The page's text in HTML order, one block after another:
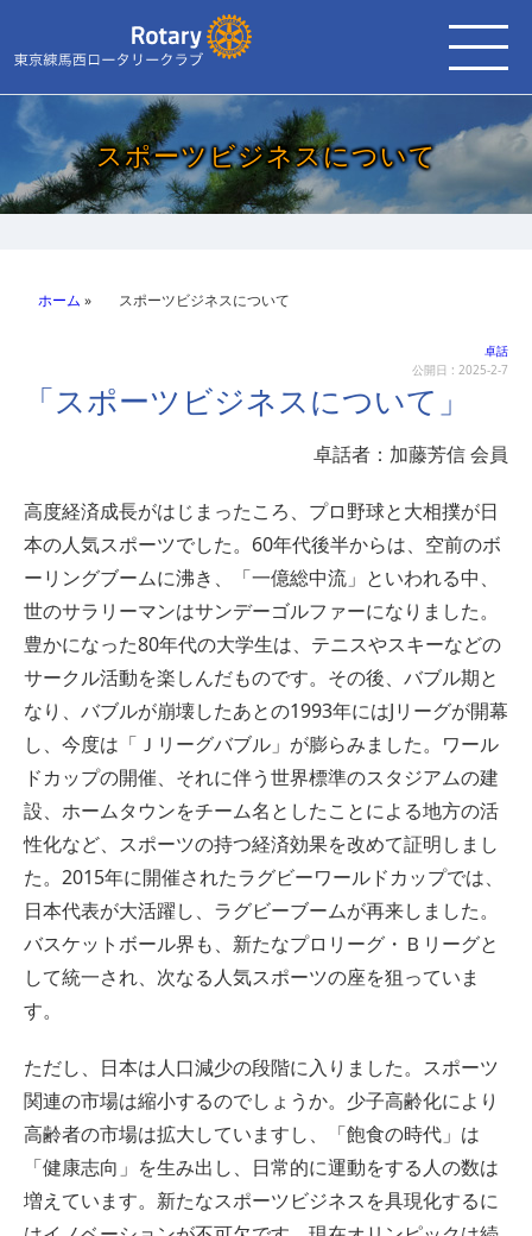
スポーツビジネスについて
ホーム » スポーツビジネスについて
卓話
公開日 : 2025-2-7
「スポーツビジネスについて」
卓話者：加藤芳信 会員
高度経済成長がはじまったころ、プロ野球と大相撲が日
本の人気スポーツでした。60年代後半からは、空前のボ
ーリングブームに沸き、「一億総中流」といわれる中、
世のサラリーマンはサンデーゴルファーになりました。
豊かになった80年代の大学生は、テニスやスキーなどの
サークル活動を楽しんだものです。その後、バブル期と
なり、バブルが崩壊したあとの1993年にはJリーグが開幕
し、今度は「Ｊリーグバブル」が膨らみました。ワール
ドカップの開催、それに伴う世界標準のスタジアムの建
設、ホームタウンをチーム名としたことによる地方の活
性化など、スポーツの持つ経済効果を改めて証明しまし
た。2015年に開催されたラグビーワールドカップでは、
日本代表が大活躍し、ラグビーブームが再来しました。
バスケットボール界も、新たなプロリーグ・Ｂリーグと
して統一され、次なる人気スポーツの座を狙っていま
す。
ただし、日本は人口減少の段階に入りました。スポーツ
関連の市場は縮小するのでしょうか。少子高齢化により
高齢者の市場は拡大していますし、「飽食の時代」は
「健康志向」を生み出し、日常的に運動をする人の数は
増えています。新たなスポーツビジネスを具現化するに